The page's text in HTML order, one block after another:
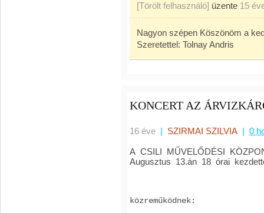
[Törölt felhasználó] üzente 15
Nagyon szépen Köszönöm a
Szeretettel: Tolnay Andris
KONCERT AZ
16 éve | SZIRMAI SZILVIA | 0
A CSILI MŰVELŐDÉSI
Augusztus 13.án 18 órai
közreműködnek: